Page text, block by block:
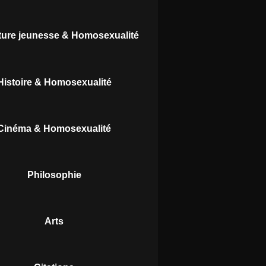
jeunesse & Homosexualité
& Homosexualité
& Homosexualité
Philosophie
Arts